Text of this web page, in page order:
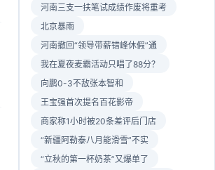
河南三支一扶笔试成绩作废将重考
北京暴雨
河南撤回“领导带薪错峰休假”通
我在夏夜麦霸活动只唱了88分？
向鹏0-3不敌张本智和
王宝强首次提名百花影帝
商家称1小时被20条差评后门店
“新疆阿勒泰八月能滑雪”不实
“立秋的第一杯奶茶”又爆单了